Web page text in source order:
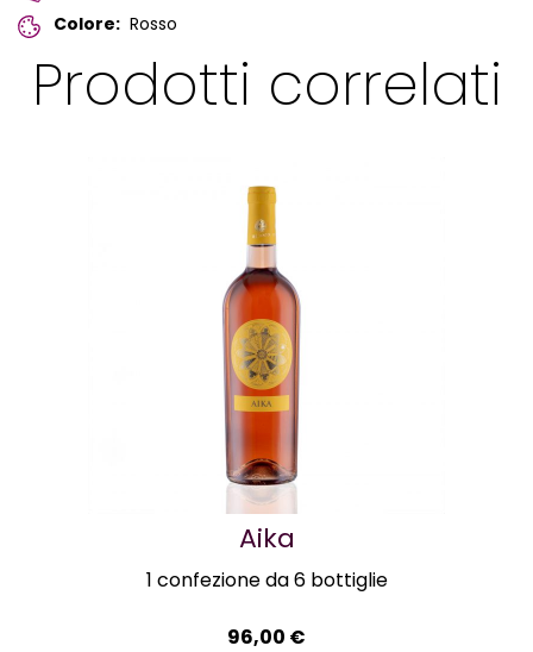
Colore: Rosso
Prodotti correlati
Aika
1 confezione da 6 bottiglie
96,00 €